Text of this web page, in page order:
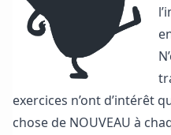
exercices n’ont d’intérêt
chose de NOUVEAU à